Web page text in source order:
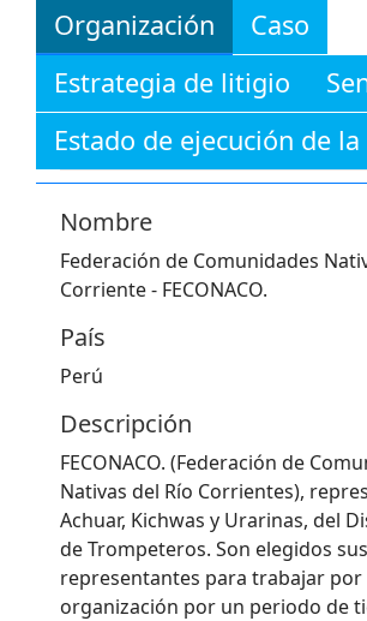
Organización
Caso
Estrategia de litigio
Estado de ejecución de
Nombre
Federación de Comunidades
Corriente - FECONACO.
País
Perú
Descripción
FECONACO. (Federación de
Nativas del Río Corrientes),
Achuar, Kichwas y Urarinas, del
de Trompeteros. Son elegidos sus
representantes para trabajar por
organización por un periodo de